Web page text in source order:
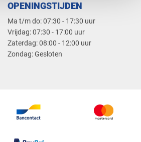
OPENINGSTIJDEN
Ma t/m do: 07:30 - 17:30 uur
​Vrijdag: 07:30 - 17:00 uur
​Zaterdag: 08:00 - 12:00 uur
​Zondag: Gesloten